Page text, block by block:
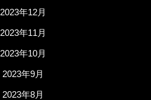
2023年12月
2023年11月
2023年10月
2023年9月
2023年8月